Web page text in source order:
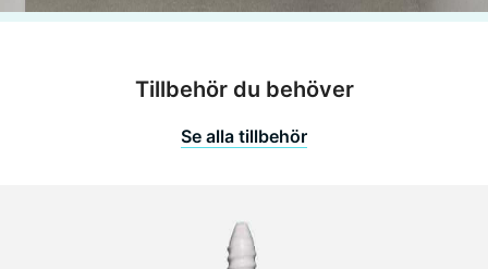
Tillbehör du behöver
Se alla tillbehör